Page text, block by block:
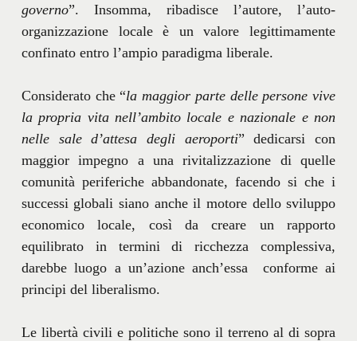
governo”. Insomma, ribadisce l’autore, l’auto-
organizzazione locale è un valore legittimamente
confinato entro l’ampio paradigma liberale.
Considerato che “la maggior parte delle persone vive
la propria vita nell’ambito locale e nazionale e non
nelle sale d’attesa degli aeroporti” dedicarsi con
maggior impegno a una rivitalizzazione di quelle
comunità periferiche abbandonate, facendo si che i
successi globali siano anche il motore dello sviluppo
economico locale, così da creare un rapporto
equilibrato in termini di ricchezza complessiva,
darebbe luogo a un’azione anch’essa conforme ai
principi del liberalismo.
Le libertà civili e politiche sono il terreno al di sopra